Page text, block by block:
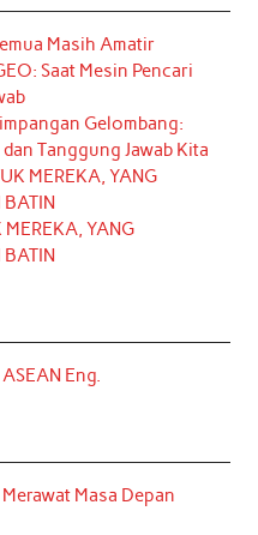
Masih Amatir
Saat Mesin Pencari
Gelombang:
Tanggung Jawab Kita
MEREKA, YANG
BATIN
MEREKA, YANG
BATIN
Eng.
Masa Depan